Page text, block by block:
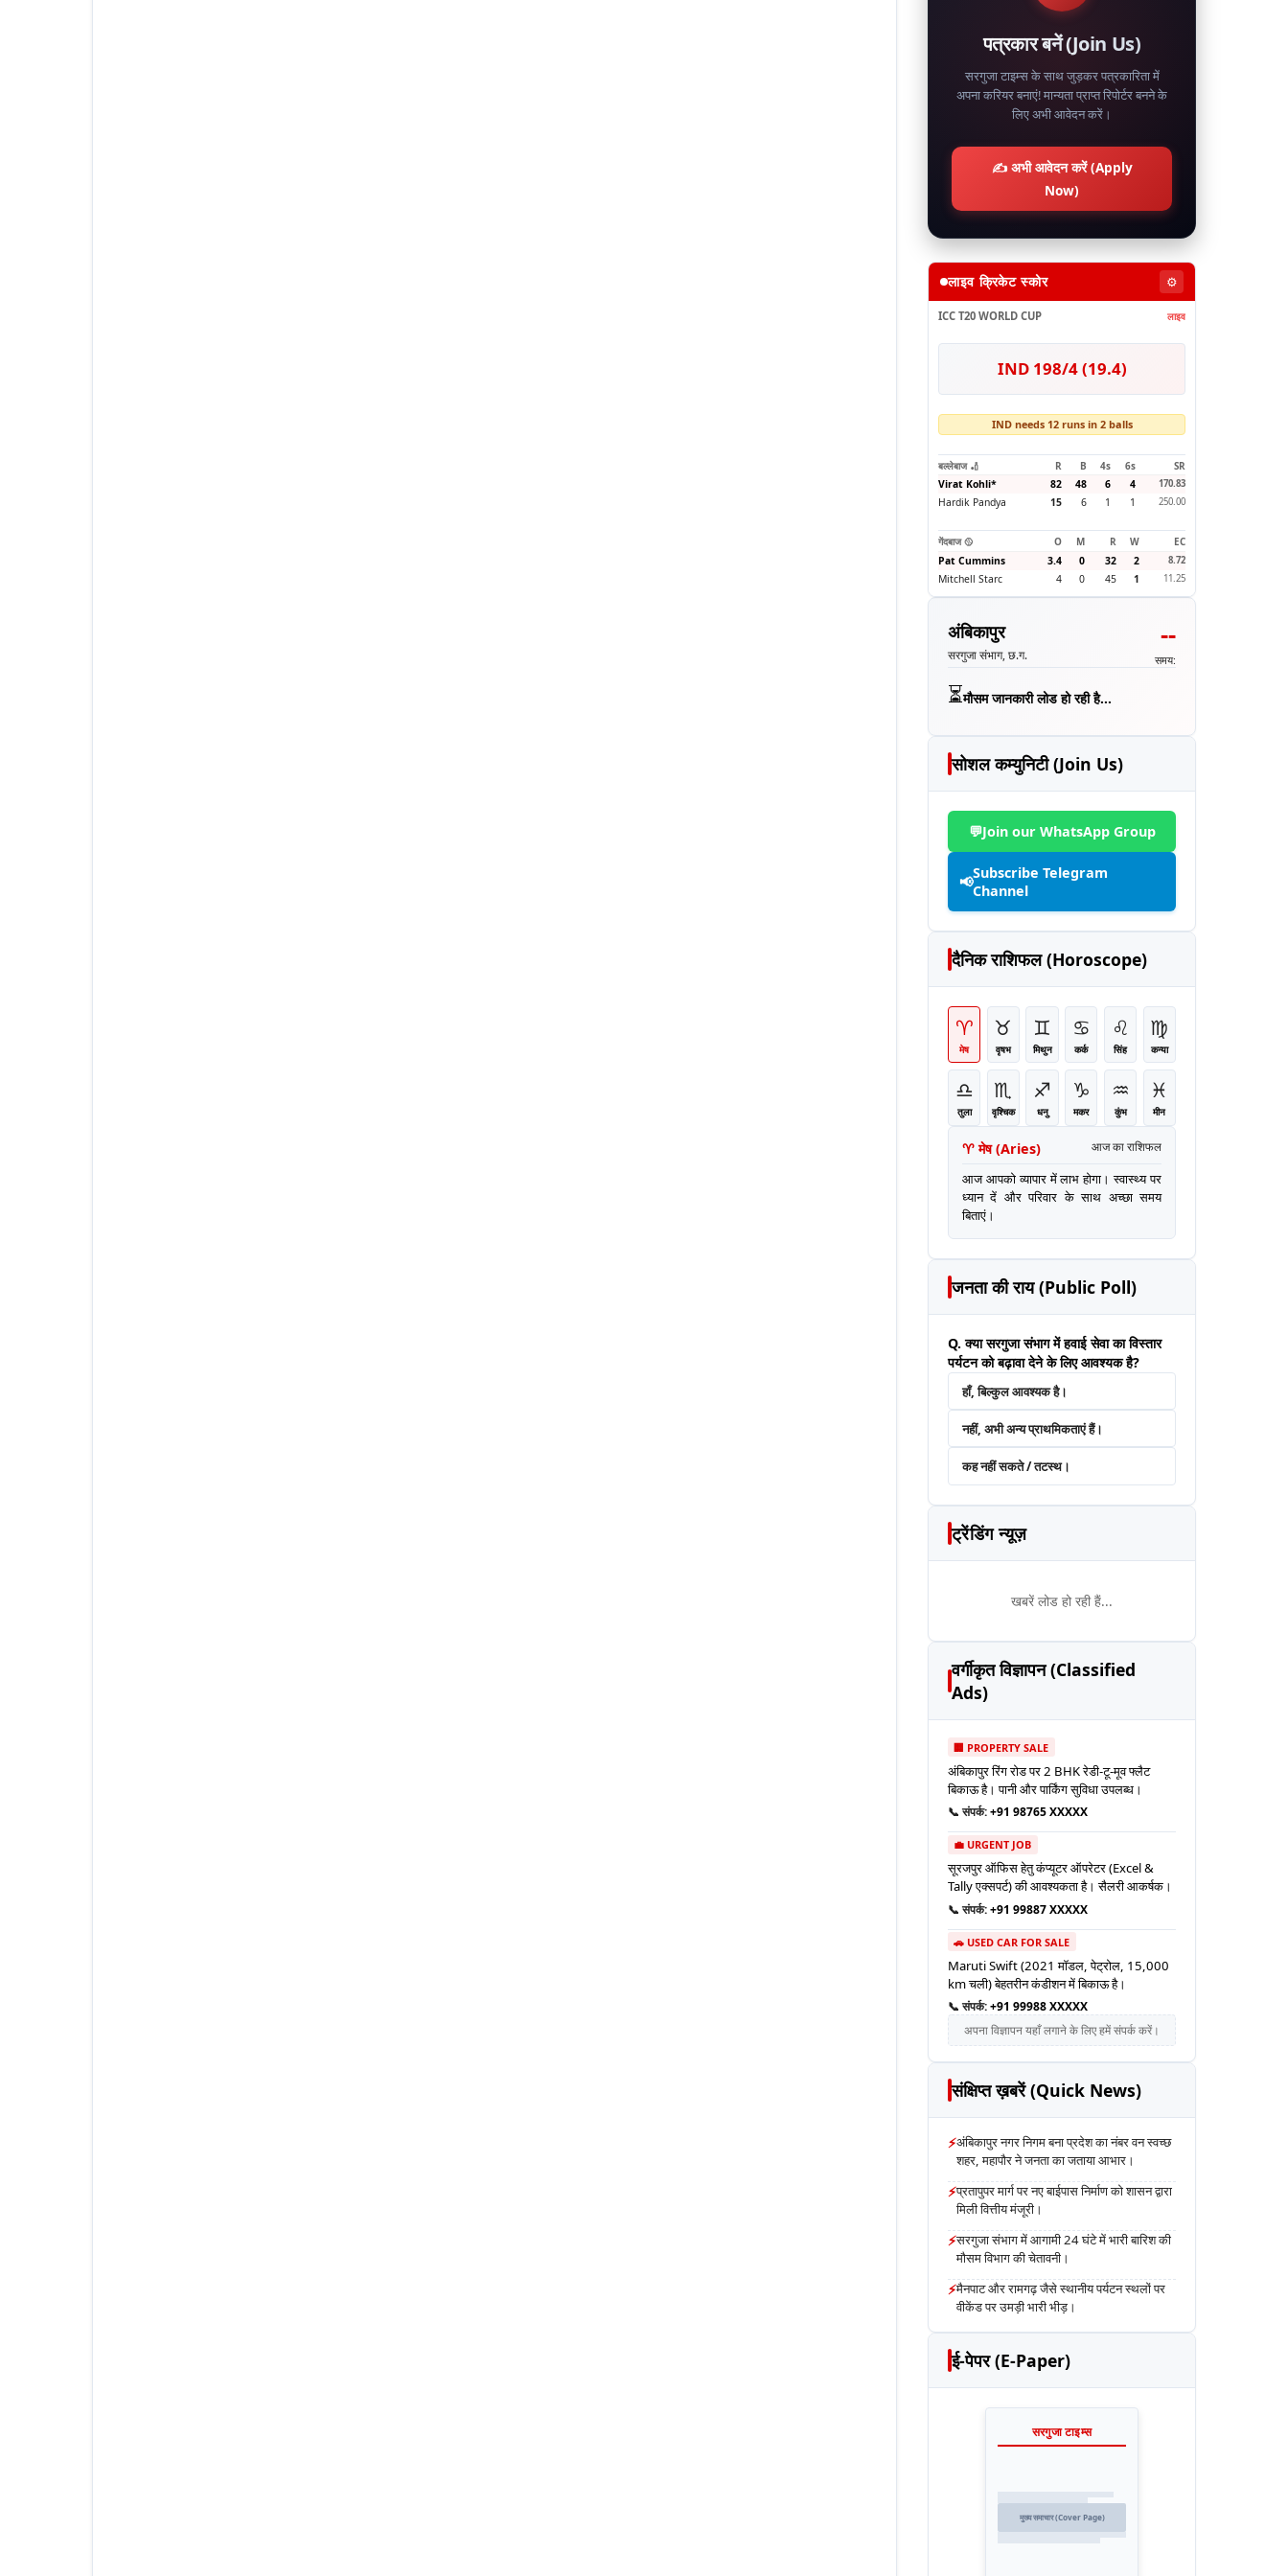
पत्रकार बनें (Join Us)
सरगुजा टाइम्स के साथ जुड़कर पत्रकारिता में
अपना करियर बनाएं! मान्यता प्राप्त रिपोर्टर बनने के
लिए अभी आवेदन करें।
✍️ अभी आवेदन करें (Apply
Now)
लाइव क्रिकेट स्कोर ⚙️
ICC T20 WORLD CUP लाइव
IND 198/4 (19.4)
IND needs 12 runs in 2 balls
बल्लेबाज 🏏 R B 4s 6s
SR
Virat Kohli* 82 48 6 4 170.83
Hardik Pandya 15 6 1 1 250.00
गेंदबाज 🥎 O M R W
EC
Pat Cummins
3.4 0 32 2 8.72
Mitchell Starc 4 0 45 1 11.25
अंबिकापुर
सरगुजा संभाग, छ.ग.
--
समय:
⏳मौसम जानकारी लोड हो रही है...
सोशल कम्युनिटी (Join Us)
💬Join our WhatsApp Group
📢Subscribe Telegram
Channel
दैनिक राशिफल (Horoscope)
♈
मेष
♉
वृषभ
♊
मिथुन
♋
कर्क
♌
सिंह
♍
कन्या
♎
तुला
♏
वृश्चिक
♐
धनु
♑
मकर
♒
कुंभ
♓
मीन
♈ मेष(Aries) आज का राशिफल
आज आपको व्यापार में लाभ होगा। स्वास्थ्य पर
ध्यान दें और परिवार के साथ अच्छा समय
बिताएं।
जनता की राय (Public Poll)
Q. क्या सरगुजा संभाग में हवाई सेवा का विस्तार
पर्यटन को बढ़ावा देने के लिए आवश्यक है?
हाँ, बिल्कुल आवश्यक है।
नहीं, अभी अन्य प्राथमिकताएं हैं।
कह नहीं सकते / तटस्थ।
ट्रेंडिंग न्यूज़
खबरें लोड हो रही हैं...
वर्गीकृत विज्ञापन (Classified
Ads)
🏢 PROPERTY SALE
अंबिकापुर रिंग रोड पर 2 BHK रेडी-टू-मूव फ्लैट
बिकाऊ है। पानी और पार्किंग सुविधा उपलब्ध।
📞 संपर्क:+91 98765 XXXXX
💼 URGENT JOB
सूरजपुर ऑफिस हेतु कंप्यूटर ऑपरेटर (Excel &
Tally एक्सपर्ट) की आवश्यकता है। सैलरी आकर्षक।
📞 संपर्क:+91 99887 XXXXX
🚗 USED CAR FOR SALE
Maruti Swift (2021 मॉडल, पेट्रोल, 15,000
km चली) बेहतरीन कंडीशन में बिकाऊ है।
📞 संपर्क:+91 99988 XXXXX
अपना विज्ञापन यहाँ लगाने के लिए हमें संपर्क करें।
संक्षिप्त ख़बरें (Quick News)
⚡अंबिकापुर नगर निगम बना प्रदेश का नंबर वन स्वच्छ
शहर, महापौर ने जनता का जताया आभार।
⚡प्रतापुपर मार्ग पर नए बाईपास निर्माण को शासन द्वारा
मिली वित्तीय मंजूरी।
⚡सरगुजा संभाग में आगामी 24 घंटे में भारी बारिश की
मौसम विभाग की चेतावनी।
⚡मैनपाट और रामगढ़ जैसे स्थानीय पर्यटन स्थलों पर
वीकेंड पर उमड़ी भारी भीड़।
ई-पेपर (E-Paper)
सरगुजा टाइम्स
मुख्य समाचार (Cover Page)